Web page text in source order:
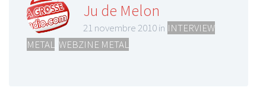
Ju de Melon
21 novembre 2010 in INTERVIEW
METAL WEBZINE METAL